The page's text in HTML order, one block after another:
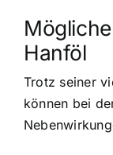
Hanföl
Trotz seiner
können bei